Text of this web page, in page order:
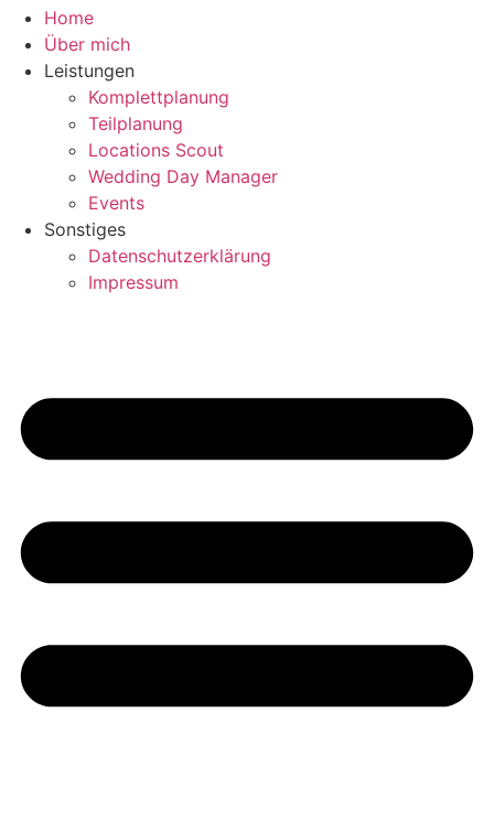
Home
Über mich
Leistungen
Komplettplanung
Teilplanung
Locations Scout
Wedding Day Manager
Events
Sonstiges
Datenschutzerklärung
Impressum